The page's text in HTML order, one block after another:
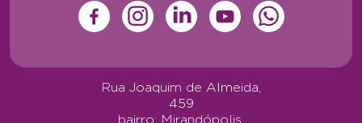
Rua Joaquim de Almeida,
459
bairro: Mirandópolis,